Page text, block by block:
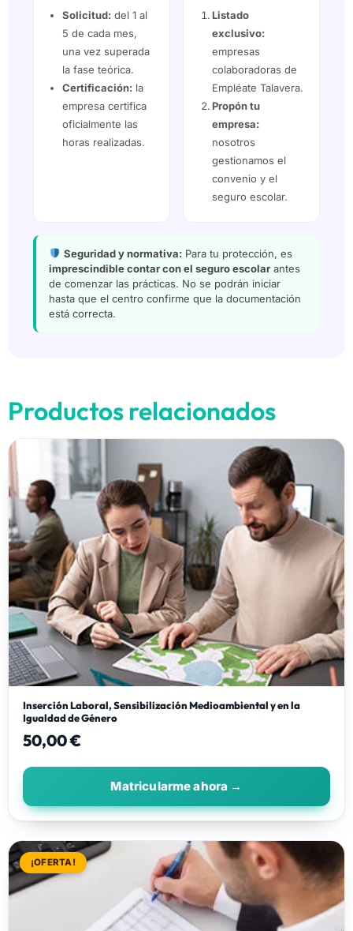
Solicitud: del 1 al
5 de cada mes,
una vez superada
la fase teórica.
Certificación: la
empresa certifica
oficialmente las
horas realizadas.
Listado
exclusivo:
empresas
colaboradoras de
Empléate Talavera.
Propón tu
empresa:
nosotros
gestionamos el
convenio y el
seguro escolar.
Seguridad y normativa:Para tu protección, es
imprescindible contar con el seguro escolar antes
de comenzar las prácticas. No se podrán iniciar
hasta que el centro confirme que la documentación
está correcta.
Productos relacionados
Inserción Laboral, Sensibilización Medioambiental y en la
Igualdad de Género
50,00€
¡OFERTA!